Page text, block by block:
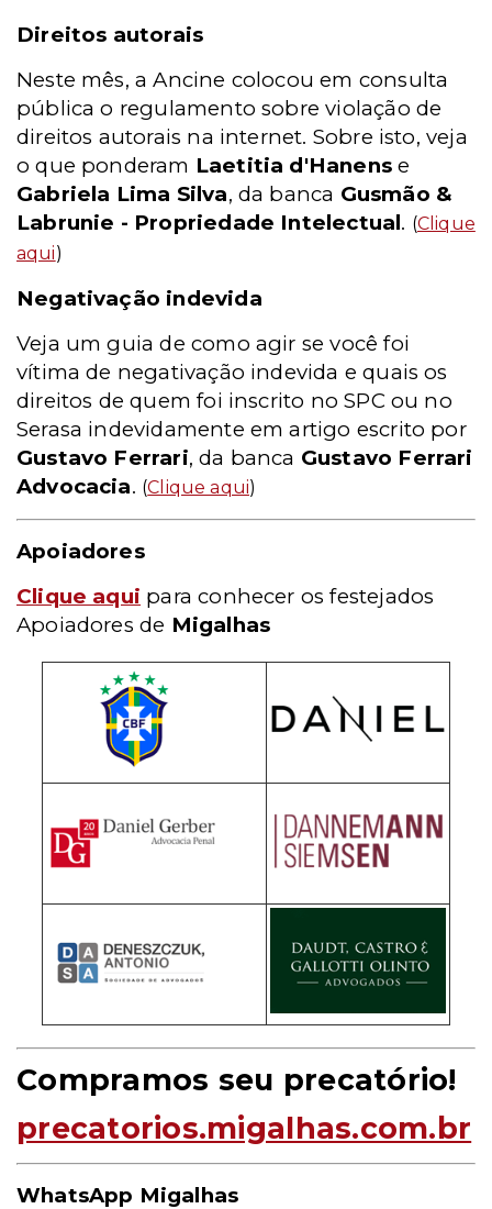
Direitos autorais
Neste mês, a Ancine colocou em consulta
pública o regulamento sobre violação de
direitos autorais na internet. Sobre isto, veja
o que ponderam Laetitia d'Hanens e
Gabriela Lima Silva, da banca Gusmão &
Labrunie - Propriedade Intelectual. (Clique
aqui)
Negativação indevida
Veja um guia de como agir se você foi
vítima de negativação indevida e quais os
direitos de quem foi inscrito no SPC ou no
Serasa indevidamente em artigo escrito por
Gustavo Ferrari, da banca Gustavo Ferrari
Advocacia. (Clique aqui)
Apoiadores
Clique aqui para conhecer os festejados
Apoiadores de Migalhas
Compramos seu precatório!
precatorios.migalhas.com.br
WhatsApp Migalhas